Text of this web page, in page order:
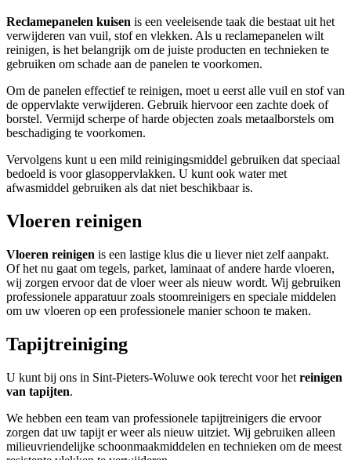
Reclamepanelen kuisen is een veeleisende taak die bestaat uit het
verwijderen van vuil, stof en vlekken. Als u reclamepanelen wilt
reinigen, is het belangrijk om de juiste producten en technieken te
gebruiken om schade aan de panelen te voorkomen.
Om de panelen effectief te reinigen, moet u eerst alle vuil en stof van
de oppervlakte verwijderen. Gebruik hiervoor een zachte doek of
borstel. Vermijd scherpe of harde objecten zoals metaalborstels om
beschadiging te voorkomen.
Vervolgens kunt u een mild reinigingsmiddel gebruiken dat speciaal
bedoeld is voor glasoppervlakken. U kunt ook water met
afwasmiddel gebruiken als dat niet beschikbaar is.
Vloeren reinigen
Vloeren reinigen is een lastige klus die u liever niet zelf aanpakt.
Of het nu gaat om tegels, parket, laminaat of andere harde vloeren,
wij zorgen ervoor dat de vloer weer als nieuw wordt. Wij gebruiken
professionele apparatuur zoals stoomreinigers en speciale middelen
om uw vloeren op een professionele manier schoon te maken.
Tapijtreiniging
U kunt bij ons in Sint-Pieters-Woluwe ook terecht voor het reinigen
van tapijten.
We hebben een team van professionele tapijtreinigers die ervoor
zorgen dat uw tapijt er weer als nieuw uitziet. Wij gebruiken alleen
milieuvriendelijke schoonmaakmiddelen en technieken om de meest